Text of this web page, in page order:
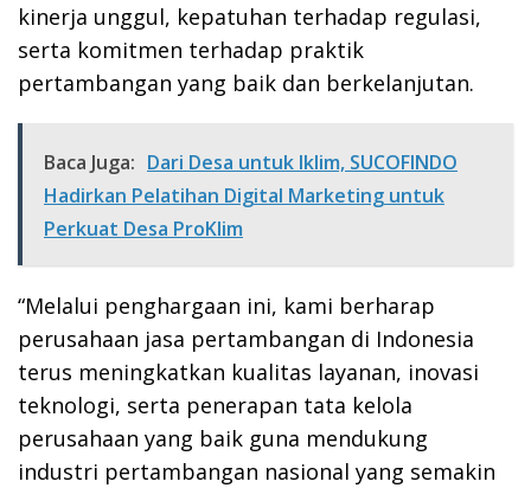
kinerja unggul, kepatuhan terhadap regulasi,
serta komitmen terhadap praktik
pertambangan yang baik dan berkelanjutan.
Baca Juga: Dari Desa untuk Iklim, SUCOFINDO
Hadirkan Pelatihan Digital Marketing untuk
Perkuat Desa ProKlim
“Melalui penghargaan ini, kami berharap
perusahaan jasa pertambangan di Indonesia
terus meningkatkan kualitas layanan, inovasi
teknologi, serta penerapan tata kelola
perusahaan yang baik guna mendukung
industri pertambangan nasional yang semakin